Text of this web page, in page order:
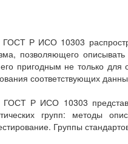
ГОСТ Р ИСО 10303
позволяющего
пригодным не только
соответствующих
Р ИСО 10303
групп: методы
Группы